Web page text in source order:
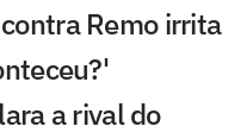
Remo irrita
a rival do